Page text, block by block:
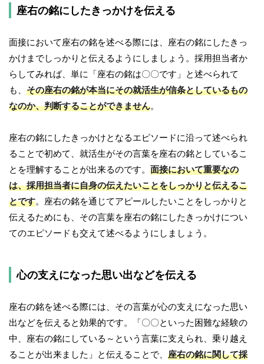
座右の銘にしたきっかけを伝える
面接において座右の銘を述べる際には、座右の銘にしたきっ
かけまでしっかりと伝えるようにしましょう。採用担当者か
らしてみれば、単に「座右の銘は〇〇です」と述べられて
も、 その座右の銘が本当にその就活生が信条としているもの
なのか、判断することができません。
座右の銘にしたきっかけとなるエピソードに沿って述べられ
ることで初めて、就活生がその言葉を座右の銘としているこ
とを理解することが出来るのです。 面接において重要なの
は、採用担当者に自身の伝えたいことをしっかりと伝えるこ
とです。座右の銘を通じてアピールしたいことをしっかりと
伝えるためにも、その言葉を座右の銘にしたきっかけについ
てのエピソードも交えて述べるようにしましょう。
心の支えになった思い出などを伝える
座右の銘を述べる際には、その言葉が心の支えになった思い
出などを伝えると効果的です。「〇〇といった困難な経験の
中、座右の銘にしている～という言葉に支えられ、乗り越え
ることが出来ました」と伝えることで、 座右の銘に関して採